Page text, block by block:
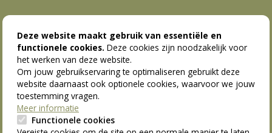
Thema's
Activiteiten
Reizen
Lokale groepen
Ledenvoordelen
Vrijwilligers
Deze website maakt gebruik van essentiële en
functionele cookies. Deze cookies zijn noodzakelijk voor
het werken van deze website.
Om jouw gebruikservaring te optimaliseren gebruikt deze
website daarnaast ook optionele cookies, waarvoor we jouw
toestemming vragen.
Meer informatie
Functionele cookies